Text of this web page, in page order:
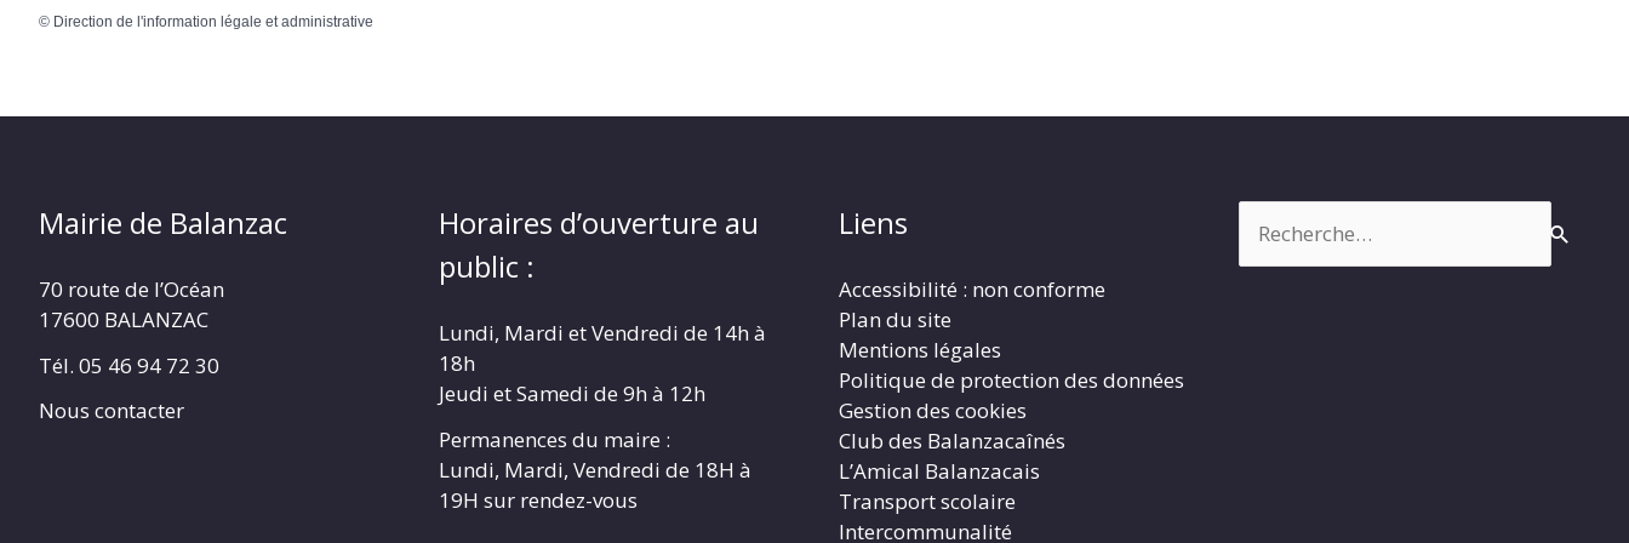
© Direction de l'information légale et administrative
Mairie de Balanzac
70 route de l’Océan
17600 BALANZAC
Tél. 05 46 94 72 30
Nous contacter
Horaires d’ouverture au
public :
Lundi, Mardi et Vendredi de 14h à
18h
Jeudi et Samedi de 9h à 12h
Permanences du maire :
Lundi, Mardi, Vendredi de 18H à
19H sur rendez-vous
Liens
Accessibilité : non conforme
Plan du site
Mentions légales
Politique de protection des données
Gestion des cookies
Club des Balanzacaînés
L’Amical Balanzacais
Transport scolaire
Intercommunalité